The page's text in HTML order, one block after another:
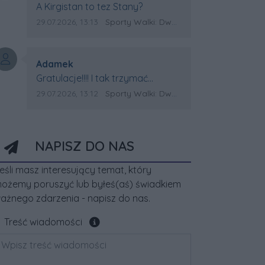
Treść komentarza:
A Kirgistan to tez Stany?
Data dodania komentarza:
29.07.2026, 13:13 Źródło komentarza:
Sporty Walki: Dwa medale za oceanem
Autor komentarza:
Adamek
Treść komentarza:
Gratulacje!!!! I tak trzymać
Kirgistan czeka na powtórkę z
Data dodania komentarza:
29.07.2026, 13:12 Źródło komentarza:
Sporty Walki: Dwa medale za oceanem
NAPISZ DO NAS
masz interesujący temat, który
poruszyć lub byłeś(aś) świadkiem
zdarzenia - napisz do nas.
Treść wiadomości
Pole wymagane